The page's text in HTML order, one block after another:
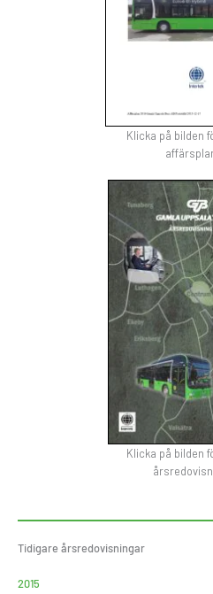
Klicka på bilden
Klicka på bilden
Tidigare årsredovisningar
2015